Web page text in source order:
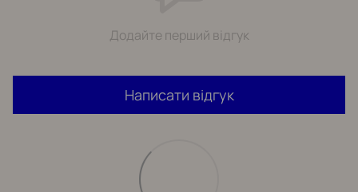
Додайте перший відгук
Написати відгук